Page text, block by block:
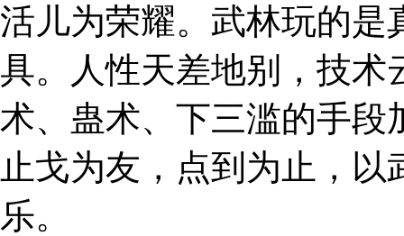
活儿为荣耀。武林玩的是
具。人性天差地别，技术
术、蛊术、下三滥的手段
止戈为友，点到为止，
乐。